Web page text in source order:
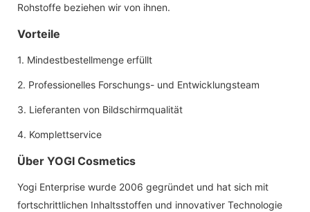
Rohstoffe beziehen wir von ihnen.
Vorteile
1. Mindestbestellmenge erfüllt
2. Professionelles Forschungs- und Entwicklungsteam
3. Lieferanten von Bildschirmqualität
4. Komplettservice
Über YOGI Cosmetics
Yogi Enterprise wurde 2006 gegründet und hat sich mit
fortschrittlichen Inhaltsstoffen und innovativer Technologie